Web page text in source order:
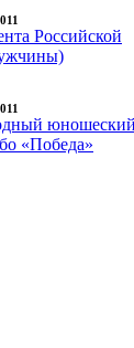
Российской
юношеский
«Победа»